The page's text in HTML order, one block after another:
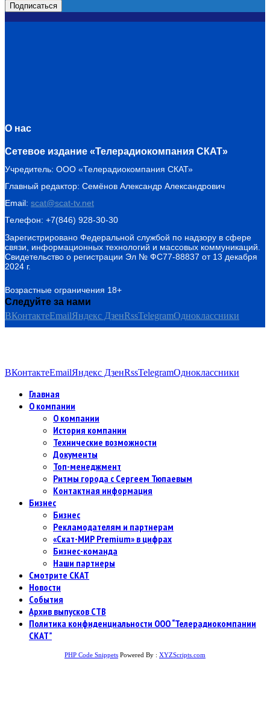
О нас
Сетевое издание «Телерадиокомпания СКАТ»
Учредитель: ООО «Телерадиокомпания СКАТ»
Главный редактор: Семёнов Александр Александрович
Email: scat@scat-tv.net
Телефон: +7(846) 928-30-30
Зарегистрировано Федеральной службой по надзору в сфере
связи, информационных технологий и массовых коммуникаций.
Свидетельство о регистрации Эл № ФС77-88837 от 13 декабря
2024 г.
Возрастные ограничения 18+
Следуйте за нами
ВКонтактеEmailЯндекс ДзенRssTelegramОдноклассники
ВКонтактеEmailЯндекс ДзенRssTelegramОдноклассники
Главная
О компании
О компании
История компании
Технические возможности
Документы
Топ-менеджмент
Ритмы города с Сергеем Тюпаевым
Контактная информация
Бизнес
Бизнес
Рекламодателям и партнерам
«Скат-МИР Premium» в цифрах
Бизнес-команда
Наши партнеры
Смотрите СКАТ
Новости
События
Архив выпусков СТВ
Политика конфиденциальности ООО “Телерадиокомпании
СКАТ”
PHP Code Snippets Powered By : XYZScripts.com